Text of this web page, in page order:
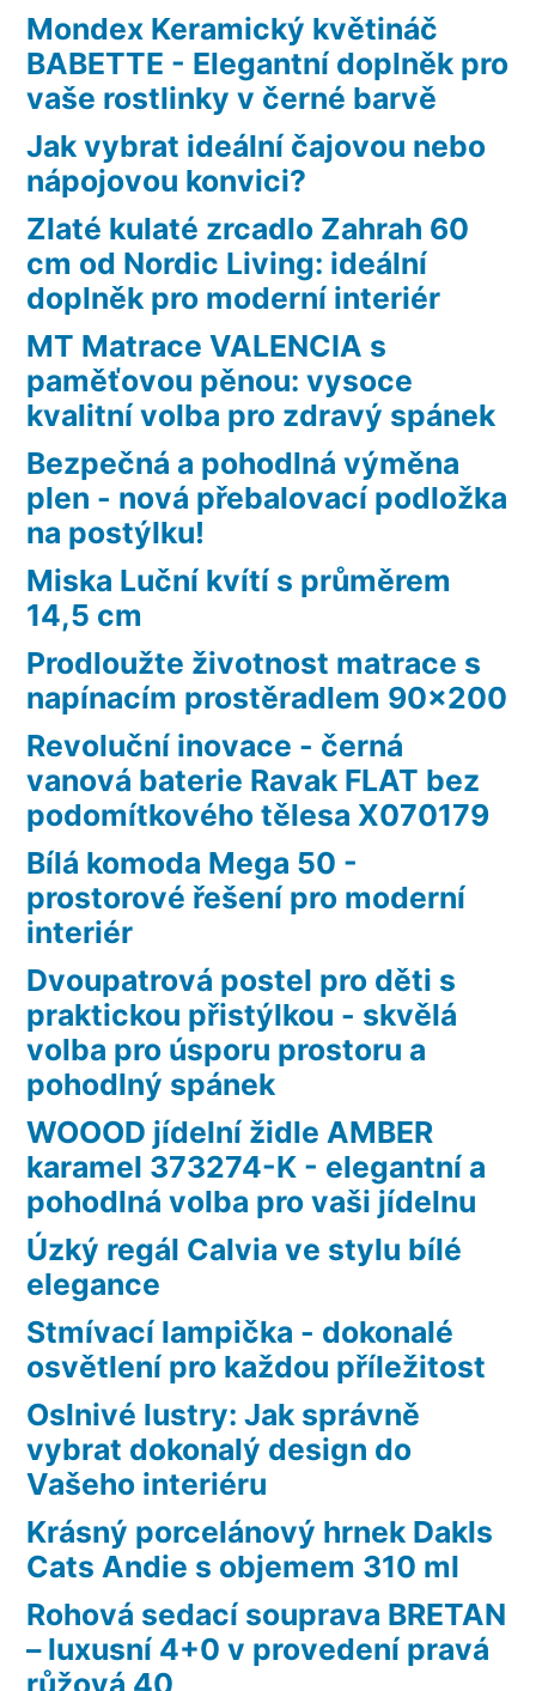
Mondex Keramický květináč
BABETTE - Elegantní doplněk pro
vaše rostlinky v černé barvě
Jak vybrat ideální čajovou nebo
nápojovou konvici?
Zlaté kulaté zrcadlo Zahrah 60
cm od Nordic Living: ideální
doplněk pro moderní interiér
MT Matrace VALENCIA s
paměťovou pěnou: vysoce
kvalitní volba pro zdravý spánek
Bezpečná a pohodlná výměna
plen - nová přebalovací podložka
na postýlku!
Miska Luční kvítí s průměrem
14,5 cm
Prodloužte životnost matrace s
napínacím prostěradlem 90×200
Revoluční inovace - černá
vanová baterie Ravak FLAT bez
podomítkového tělesa X070179
Bílá komoda Mega 50 -
prostorové řešení pro moderní
interiér
Dvoupatrová postel pro děti s
praktickou přistýlkou - skvělá
volba pro úsporu prostoru a
pohodlný spánek
WOOOD jídelní židle AMBER
karamel 373274-K - elegantní a
pohodlná volba pro vaši jídelnu
Úzký regál Calvia ve stylu bílé
elegance
Stmívací lampička - dokonalé
osvětlení pro každou příležitost
Oslnivé lustry: Jak správně
vybrat dokonalý design do
Vašeho interiéru
Krásný porcelánový hrnek Dakls
Cats Andie s objemem 310 ml
Rohová sedací souprava BRETAN
– luxusní 4+0 v provedení pravá
růžová 40